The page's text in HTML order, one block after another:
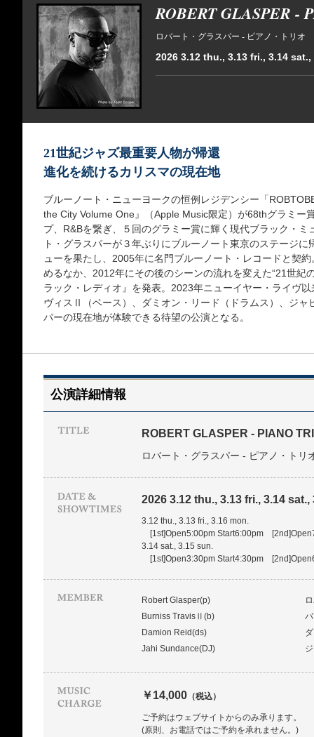
ROBERT GLASPER -
ロバート・グラスパー - ピアノ・トリオ
2026 3.12 thu., 3.13 fri., 3.14
21世紀ジャズ最重要人物が帰還
進化を続けるカリスマの現在地
ブルーノート・ニューヨークの恒例レジデンシー「
the City Volume One』（Apple Music限定）が68thグラミー
プ、R&Bを繋ぎ、５回のグラミー賞に輝く現代ブラック・
ト・グラスパーが３年ぶりにブルーノート東京のステージ
ューを果たし、2005年に名門ブルーノート・レコードと契
めるなか、2012年にその後のシーンの流れを変えた“21世紀
ラック・レディオ』を発表。2023年ニューイヤー・ライヴ
ヴィスⅡ（ベース）、ダミオン・リード（ドラムス）、ジャ
パーの現在地が体験できる待望の公演となる。
公演詳細情報
ROBERT GLASPER - PIANO
ロバート・グラスパー - ピアノ・トリ
2026 3.12 thu., 3.13 fri., 3.14
3.12 thu., 3.13 fri., 3.16 mon.
[1st]Open5:00pm Start6:00pm
3.14 sat., 3.15 sun.
[1st]Open3:30pm Start4:30pm
Robert Glasper(p)
Burniss TravisⅡ(b)
Damion Reid(ds)
Jahi Sundance(DJ)
￥14,000 （税込）
ご予約はウェブサイトからのみ承ります。
(原則、お電話ではご予約を承れません。)